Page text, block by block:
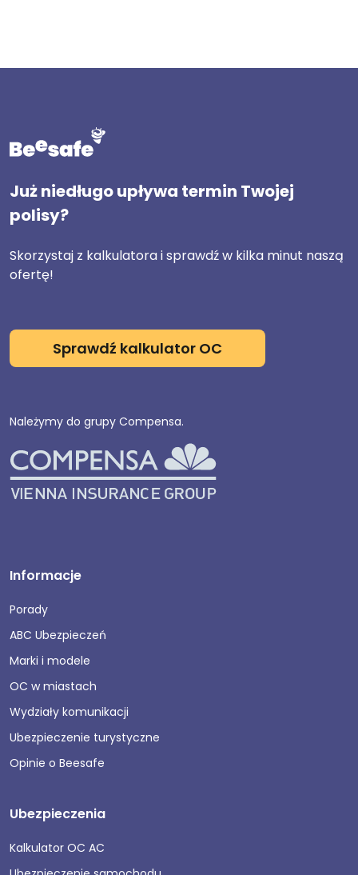
Już niedługo upływa termin Twojej
polisy?
Skorzystaj z kalkulatora i sprawdź w kilka minut naszą
ofertę!
Sprawdź kalkulator OC
Należymy do grupy Compensa.
Informacje
Porady
ABC Ubezpieczeń
Marki i modele
OC w miastach
Wydziały komunikacji
Ubezpieczenie turystyczne
Opinie o Beesafe
Ubezpieczenia
Kalkulator OC AC